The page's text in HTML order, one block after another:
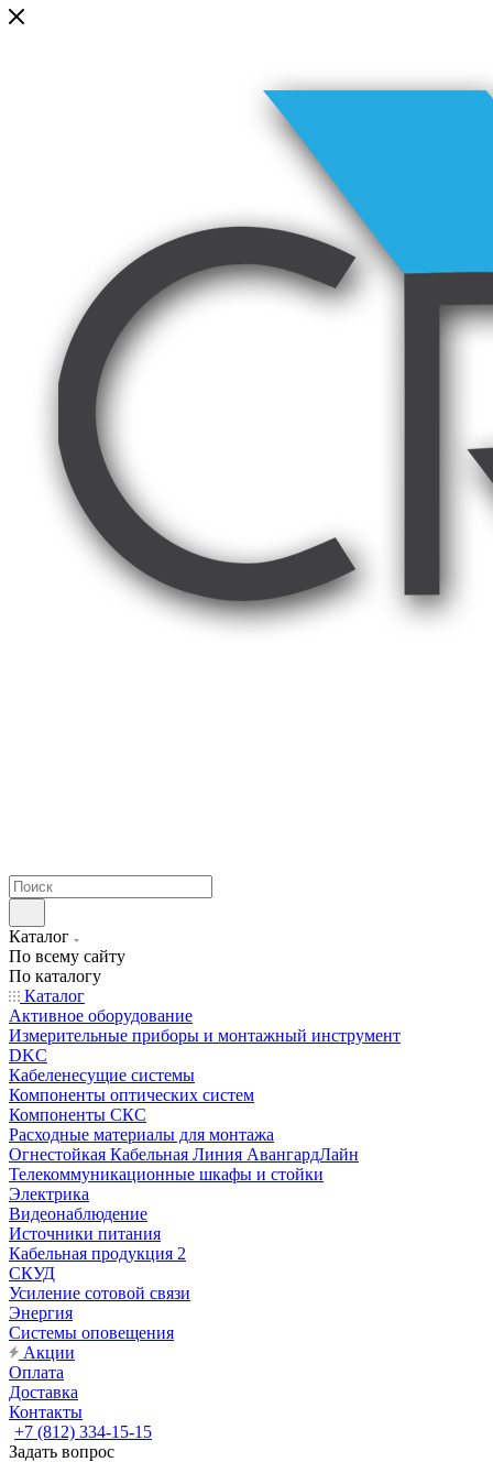
Каталог
По всему сайту
По каталогу
Каталог
Активное оборудование
Измерительные приборы и монтажный инструмент
DKC
Кабеленесущие системы
Компоненты оптических систем
Компоненты СКС
Расходные материалы для монтажа
Огнестойкая Кабельная Линия АвангардЛайн
Телекоммуникационные шкафы и стойки
Электрика
Видеонаблюдение
Источники питания
Кабельная продукция 2
СКУД
Усиление сотовой связи
Энергия
Системы оповещения
Акции
Оплата
Доставка
Контакты
+7 (812) 334-15-15
Задать вопрос